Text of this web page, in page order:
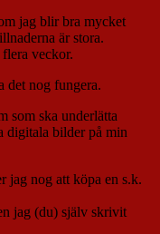
jag blir bra mycket
är stora.
veckor.
det nog fungera.
som ska underlätta
digitala bilder på min
jag nog att köpa en s.k.
jag (du) själv skrivit